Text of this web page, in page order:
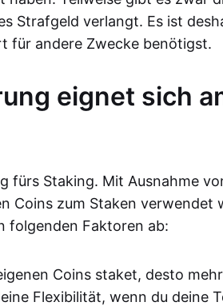
Strafgeld verlangt. Es ist
für andere Zwecke benötigst.
eignet sich
fürs Staking. Mit Ausnahme
Coins zum Staken verwendet
folgenden Faktoren ab:
Coins staket, desto
Flexibilität, wenn du deine